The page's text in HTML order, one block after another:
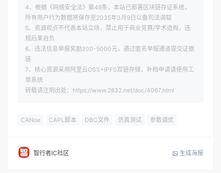
4、根据《网络安全法》第48条，本站已部署区块链存证系统，
所有用户行为数据将保存至2035年3月9日以备司法调取
5、资源观点不代表本站立场，禁止用于商业竞赛/学术造假，违
规后果自负
6、违法信息举报奖励200-5000元，通过匿名举报通道提交证据
链
7、核心资源采用阿里云OSS+IPFS双链存储，补档申请请使用工
单系统
转载请注明出处：https://www.2632.net/doc/4067.html
CANoe CAPL脚本 DBC文件 仿真测试 参数调优
智行者IC社区 生成海报